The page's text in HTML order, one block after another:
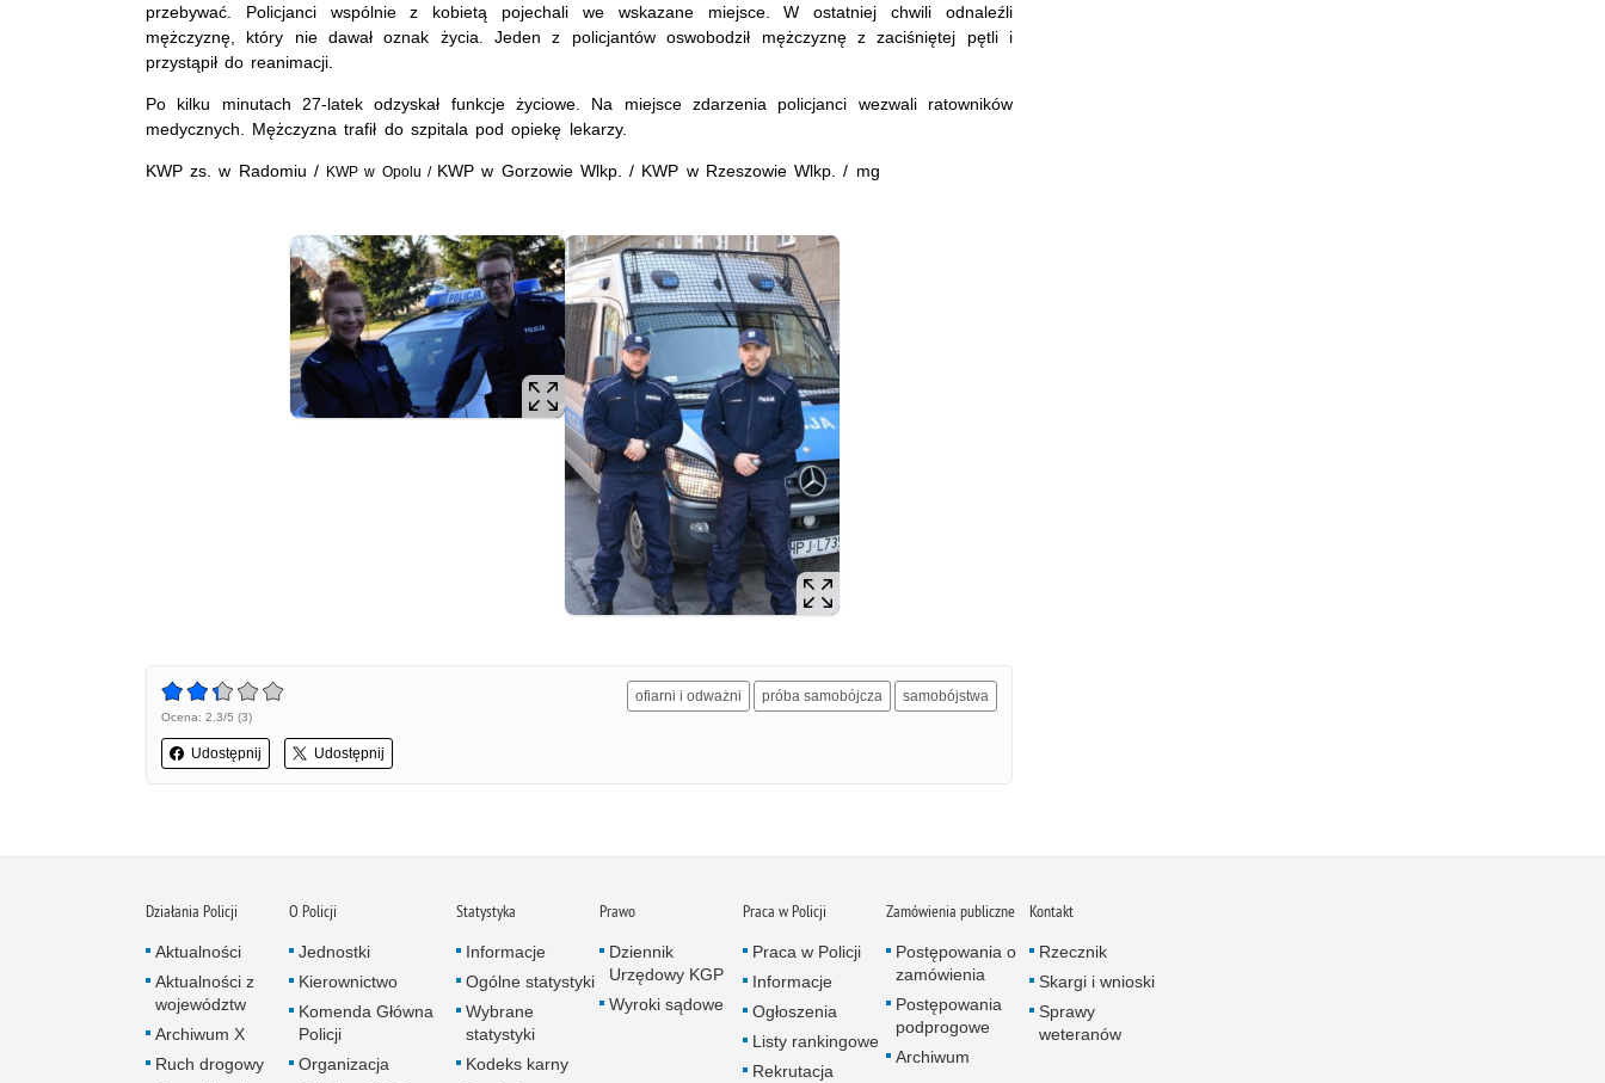
przebywać. Policjanci wspólnie z kobietą pojechali we wskazane miejsce. W ostatniej chwili odnaleźli
mężczyznę, który nie dawał oznak życia. Jeden z policjantów oswobodził mężczyznę z zaciśniętej pętli i
przystąpił do reanimacji.
Po kilku minutach 27-latek odzyskał funkcje życiowe. Na miejsce zdarzenia policjanci wezwali ratowników
medycznych. Mężczyzna trafił do szpitala pod opiekę lekarzy.
KWP zs. w Radomiu / KWP w Opolu / KWP w Gorzowie Wlkp. / KWP w Rzeszowie Wlkp. / mg
Ocena: 2.3/5 (3)
Udostępnij Udostępnij
ofiarni i odważni próba samobójcza samobójstwa
Przestępczość internetowa
Przestępczość kryminalna
Działania Policji
Aktualności
Aktualności z
województw
Archiwum X
Ruch drogowy
O Policji
Jednostki
Kierownictwo
Komenda Główna
Policji
Organizacja
Statystyka
Informacje
Ogólne statystyki
Wybrane
statystyki
Kodeks karny
Prawo
Dziennik
Urzędowy KGP
Wyroki sądowe
Praca w Policji
Praca w Policji
Informacje
Ogłoszenia
Listy rankingowe
Rekrutacja
Zamówienia publiczne
Postępowania o
zamówienia
Postępowania
podprogowe
Archiwum
Kontakt
Rzecznik
Skargi i wnioski
Sprawy
weteranów